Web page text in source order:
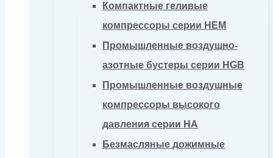
Компактные геливые
компрессоры серии HEM
Промышленные воздушно-
азотные бустеры серии HGB
Промышленные воздушные
компрессоры высокого
давления серии HA
Безмасляные дожимные